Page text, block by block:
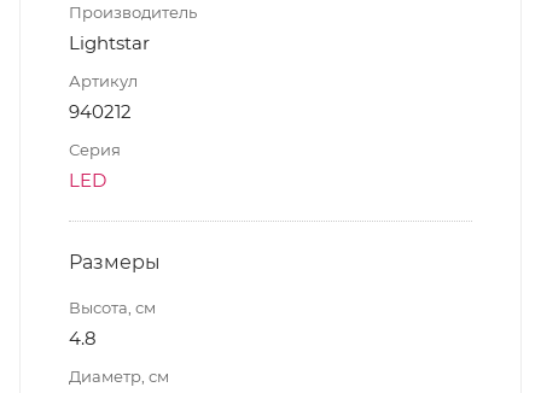
Производитель
Lightstar
Артикул
940212
Серия
LED
Размеры
Высота, см
4.8
Диаметр, см